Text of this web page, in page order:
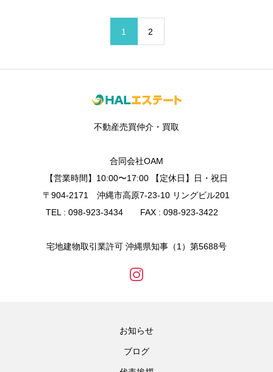
1 2
不動産売買仲介・買取
合同会社OAM
【営業時間】10:00〜17:00 【定休日】日・祝日
〒904-2171 沖縄市高原7-23-10 リングビル201
TEL : 098-923-3434 FAX : 098-923-3422
宅地建物取引業許可 沖縄県知事（1）第5688号
お知らせ
ブログ